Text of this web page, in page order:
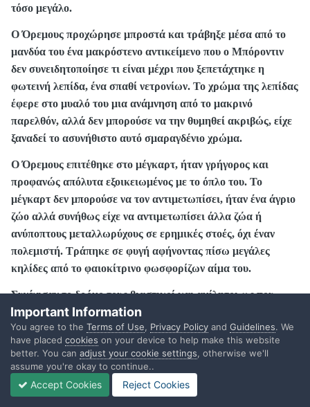
τόσο μεγάλο.
Ο Όρεμους προχώρησε μπροστά και τράβηξε μέσα από το
μανδύα του ένα μακρόστενο αντικείμενο που ο Μπόροντιν
δεν συνειδητοποίησε τι είναι μέχρι που ξεπετάχτηκε η
φωτεινή λεπίδα, ένα σπαθί νετρονίων. Το χρώμα της λεπίδας
έφερε στο μυαλό του μια ανάμνηση από το μακρινό
παρελθόν, αλλά δεν μπορούσε να την θυμηθεί ακριβώς, είχε
ξαναδεί το ασυνήθιστο αυτό σμαραγδένιο χρώμα.
Ο Όρεμους επιτέθηκε στο μέγκαρτ, ήταν γρήγορος και
προφανώς απόλυτα εξοικειωμένος με το όπλο του. Το
μέγκαρτ δεν μπορούσε να τον αντιμετωπίσει, ήταν ένα άγριο
ζώο αλλά συνήθως είχε να αντιμετωπίσει άλλα ζώα ή
ανύποπτους μεταλλωρύχους σε ερημικές στοές, όχι έναν
πολεμιστή. Τράπηκε σε φυγή αφήνοντας πίσω μεγάλες
κηλίδες από το φαιοκίτρινο φωσφορίζων αίμα του.
Συνέχισαν το δρόμο τους βιαστικοί και αμίλητοι ως που
έφτασαν στον προορισμό τους. Ένας τοίχος με μια συμπαγή
μεταλλική πόρτα εμπόδιζε την πρόσβαση στο υπόγειο του
φρουρίου και σπιτιού του Γκρόμους αλλά η επαφή της
λεπίδας του σπαθιού του Όρεμους με την κλειδαριά της
πόρτας τους άνοιξε το δρόμο με το λιώσιμο της τελευταίας.
Ο Όρεμους μπήκε ακολουθούμενος από τον Μπόροντιν.
Important Information
You agree to the Terms of Use, Privacy Policy and Guidelines. We
have placed cookies on your device to help make this website
better. You can adjust your cookie settings, otherwise we'll
assume you're okay to continue..
Accept Cookies Reject Cookies